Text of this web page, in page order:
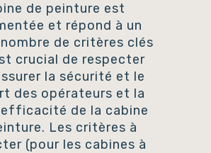
de peinture est
et répond à un
de critères clés
crucial de respecter
la sécurité et le
des opérateurs et la
de la cabine
Les critères à
(pour les cabines à